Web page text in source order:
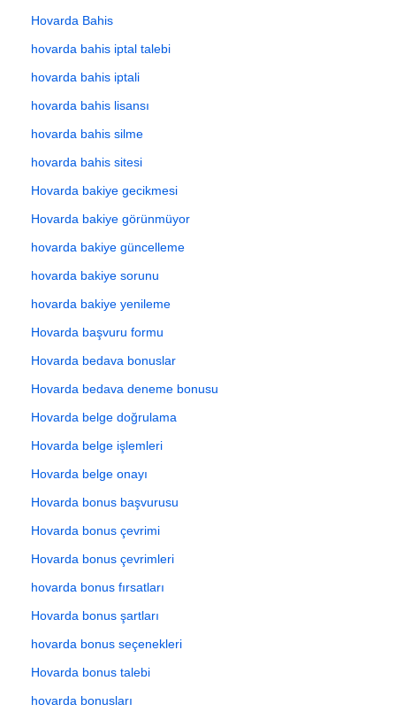
Hovarda Bahis
hovarda bahis iptal talebi
hovarda bahis iptali
hovarda bahis lisansı
hovarda bahis silme
hovarda bahis sitesi
Hovarda bakiye gecikmesi
Hovarda bakiye görünmüyor
hovarda bakiye güncelleme
hovarda bakiye sorunu
hovarda bakiye yenileme
Hovarda başvuru formu
Hovarda bedava bonuslar
Hovarda bedava deneme bonusu
Hovarda belge doğrulama
Hovarda belge işlemleri
Hovarda belge onayı
Hovarda bonus başvurusu
Hovarda bonus çevrimi
Hovarda bonus çevrimleri
hovarda bonus fırsatları
Hovarda bonus şartları
hovarda bonus seçenekleri
Hovarda bonus talebi
hovarda bonusları